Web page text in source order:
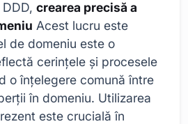
crearea precisă a
Acest lucru este
de domeniu este o
cerințele și procesele
o înțelegere comună între
în domeniu. Utilizarea
este crucială în